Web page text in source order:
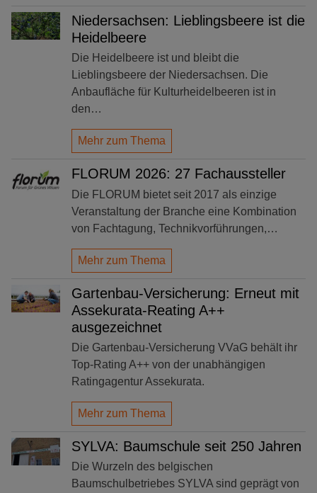
Niedersachsen: Lieblingsbeere ist die
Heidelbeere
Die Heidelbeere ist und bleibt die
Lieblingsbeere der Niedersachsen. Die
Anbaufläche für Kulturheidelbeeren ist in
den…
Mehr zum Thema
FLORUM 2026: 27 Fachaussteller
Die FLORUM bietet seit 2017 als einzige
Veranstaltung der Branche eine Kombination
von Fachtagung, Technikvorführungen,…
Mehr zum Thema
Gartenbau-Versicherung: Erneut mit
Assekurata-Reating A++
ausgezeichnet
Die Gartenbau-Versicherung VVaG behält ihr
Top-Rating A++ von der unabhängigen
Ratingagentur Assekurata.
Mehr zum Thema
SYLVA: Baumschule seit 250 Jahren
Die Wurzeln des belgischen
Baumschulbetriebes SYLVA sind geprägt von